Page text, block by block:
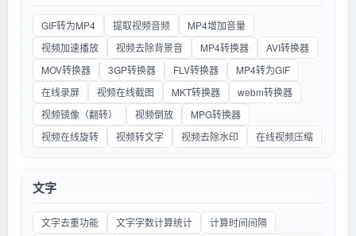
GIF转为MP4 提取视频音频
MP4增加音量
视频加速播放
视频去除背景音 MP4转换器
AVI转换器
MOV转换器
3GP转换器 FLV转换器
MP4转为GIF
在线录屏
视频在线截图 MKT转换器
webm转换器
视频镜像（翻转）
视频倒放
MPG转换器
视频在线旋转
视频转文字 视频去除水印 在线视频压缩
文字
文字去重功能 文字字数计算统计
计算时间间隔